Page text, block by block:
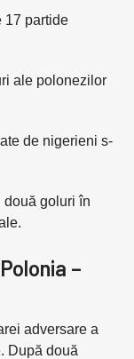
17 partide
ale polonezilor
de nigerieni s-
două goluri în
–
adversare a
După două